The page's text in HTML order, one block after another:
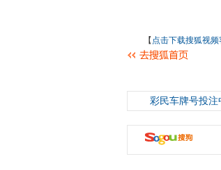
【 点击下载搜狐视频
彩民车牌号投注